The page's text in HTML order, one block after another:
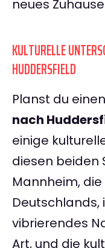
neues
KULTURELLE
HUDDERSFIELD
Planst du einen
nach
einige
diesen beiden
Mannheim,
Deutschlands,
vibrierendes
Art, und die